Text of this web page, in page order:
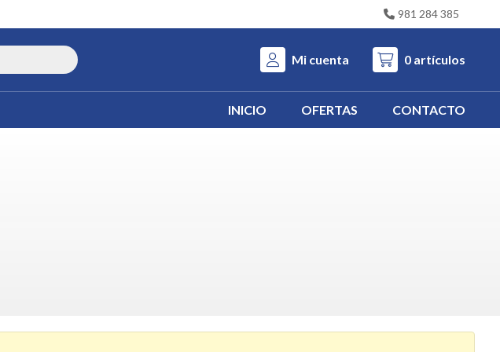
981 284 385
Mi cuenta 0 artículos
INICIO OFERTAS CONTACTO